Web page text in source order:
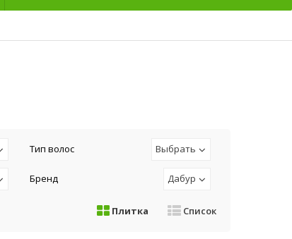
Тип волос Выбрать
Бренд Дабур
Плитка Список